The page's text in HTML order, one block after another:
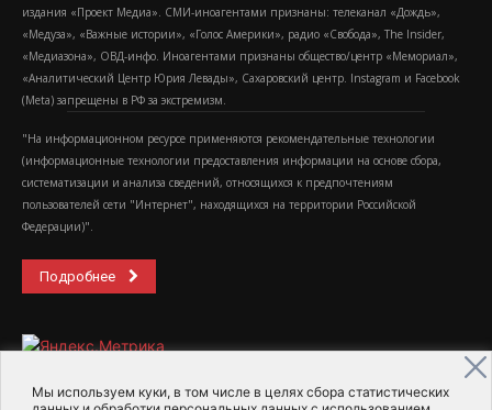
Мы используем куки, в том числе в целях сбора статистических
издания «Проект Медиа». СМИ-иноагентами признаны: телеканал «Дождь»,
«Медуза», «Важные истории», «Голос Америки», радио «Свобода», The Insider,
«Медиазона», ОВД-инфо. Иноагентами признаны общество/центр «Мемориал»,
«Аналитический Центр Юрия Левады», Сахаровский центр. Instagram и Facebook
(Metа) запрещены в РФ за экстремизм.
"На информационном ресурсе применяются рекомендательные технологии
(информационные технологии предоставления информации на основе сбора,
систематизации и анализа сведений, относящихся к предпочтениям
пользователей сети "Интернет", находящихся на территории Российской
Федерации)".
Подробнее